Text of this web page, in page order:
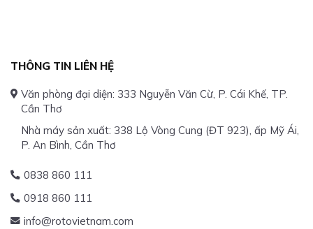
THÔNG TIN LIÊN HỆ
Văn phòng đại diện: 333 Nguyễn Văn Cừ, P. Cái Khế, TP.
Cần Thơ
Nhà máy sản xuất: 338 Lộ Vòng Cung (ĐT 923), ấp Mỹ Ái,
P. An Bình, Cần Thơ
0838 860 111
0918 860 111
info@rotovietnam.com